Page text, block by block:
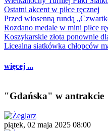
Ostatni akcent w piłce ręcznej
Przed wiosenną rundą
Rozdano medale w mini piłce
Koszykarskie złota ponownie
Licealna siatkówka chłopców
więcej ...
"Gdańska" w antrakcie
piątek, 02 maja 2025 08:00